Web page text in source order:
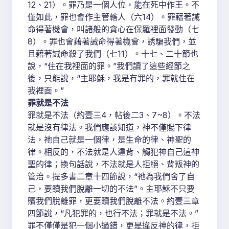
12、21）。罪乃是一個人位，能在死中作王。不
僅如此，罪也會作主管轄人（六14）。罪藉著誡
命得著機會，叫諸般的貪心在保羅裡面發動（七
8）。罪也會藉著誡命得著機會，誘騙我們，並
且藉著誡命殺了我們（七11）。十七、二十節也
說，“住在我裡面的罪。”我們讀了這些經節之
後，只能說，“主耶穌，我是有罪的，罪就住在
我裡面。”
罪就是不法
罪就是不法（約壹三4，帖後二3、7~8）。不法
就是沒有律法。我們應該知道，神不僅賜下律
法，祂自己就是一個律，是生命的律、神聖的
律。相反的，不法就是人違背、觸犯神自己這神
聖的律；換句話說，不法就是人拒絕、背叛神的
管治。提多書二章十四節說，“祂為我們舍了自
己，要贖我們脫離一切的不法”。主耶穌不只要
贖我們脫離罪，更要贖我們脫離不法。約壹三章
四節說，“凡犯罪的，也行不法；罪就是不法。”
罪不僅僅是犯一個小過錯，更是違反神的律，拒